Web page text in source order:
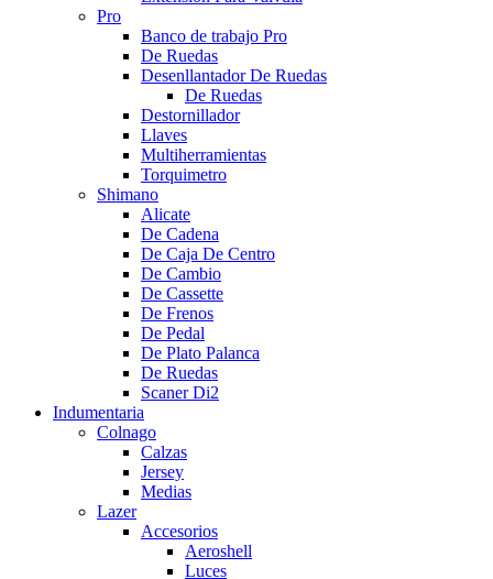
Pro
Banco de trabajo Pro
De Ruedas
Desenllantador De Ruedas
De Ruedas
Destornillador
Llaves
Multiherramientas
Torquimetro
Shimano
Alicate
De Cadena
De Caja De Centro
De Cambio
De Cassette
De Frenos
De Pedal
De Plato Palanca
De Ruedas
Scaner Di2
Indumentaria
Colnago
Calzas
Jersey
Medias
Lazer
Accesorios
Aeroshell
Luces